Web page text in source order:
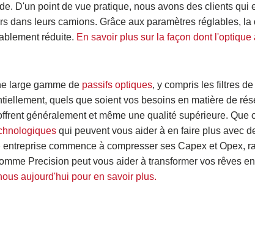
D'un point de vue pratique, nous avons des clients qui
dans leurs camions. Grâce aux paramètres réglables, la
réduite. En savoir plus sur la façon dont l'optique
large gamme de passifs optiques, y compris les filtres de
quels que soient vos besoins en matière de
généralement et même une qualité supérieure. Que
qui peuvent vous aider à en faire plus avec
commence à compresser ses Capex et Opex,
Precision peut vous aider à transformer vos rêves
aujourd'hui pour en savoir plus.